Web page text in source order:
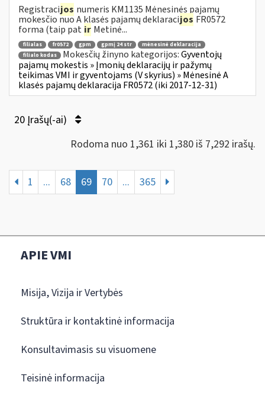
Registracijos numeris KM1135 Mėnesinės pajamų
mokesčio nuo A klasės pajamų deklaracijos FR0572
forma (taip pat ir Metinė...
filialas fr0572 gpm gpmį 24 str
mėnesinė deklaracija
filialo kodas
Mokesčių žinyno kategorijos:Gyventojų
pajamų mokestis » Įmonių deklaracijų ir pažymų
teikimas VMI ir gyventojams (V skyrius) » Mėnesinė A
klasės pajamų deklaracija FR0572 (iki 2017-12-31)
20 Įrašų(-ai)
Rodoma nuo 1,361 iki 1,380 iš 7,292 irašų.
1 ... 68 69 70 ... 365
APIE VMI
Misija, Vizija ir Vertybės
Struktūra ir kontaktinė informacija
Konsultavimasis su visuomene
Teisinė informacija